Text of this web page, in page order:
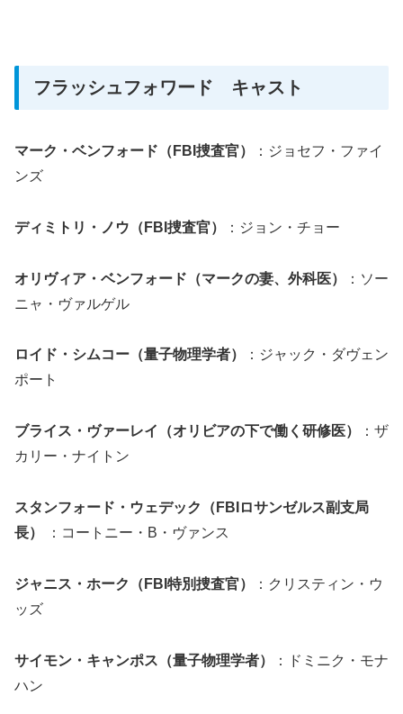
フラッシュフォワード キャスト
マーク・ベンフォード（FBI捜査官）
：ジョセフ・ファイ
ンズ
ディミトリ・ノウ（FBI捜査官） ：ジョン・チョー
オリヴィア・ベンフォード（マークの妻、外科医）
：ソー
ニャ・ヴァルゲル
ロイド・シムコー（量子物理学者）
：ジャック・ダヴェン
ポート
ブライス・ヴァーレイ（オリビアの下で働く研修医）
：ザ
カリー・ナイトン
スタンフォード・ウェデック（FBIロサンゼルス副支局
長）
：コートニー・B・ヴァンス
ジャニス・ホーク（FBI特別捜査官）
：クリスティン・ウ
ッズ
サイモン・キャンポス（量子物理学者）
：ドミニク・モナ
ハン